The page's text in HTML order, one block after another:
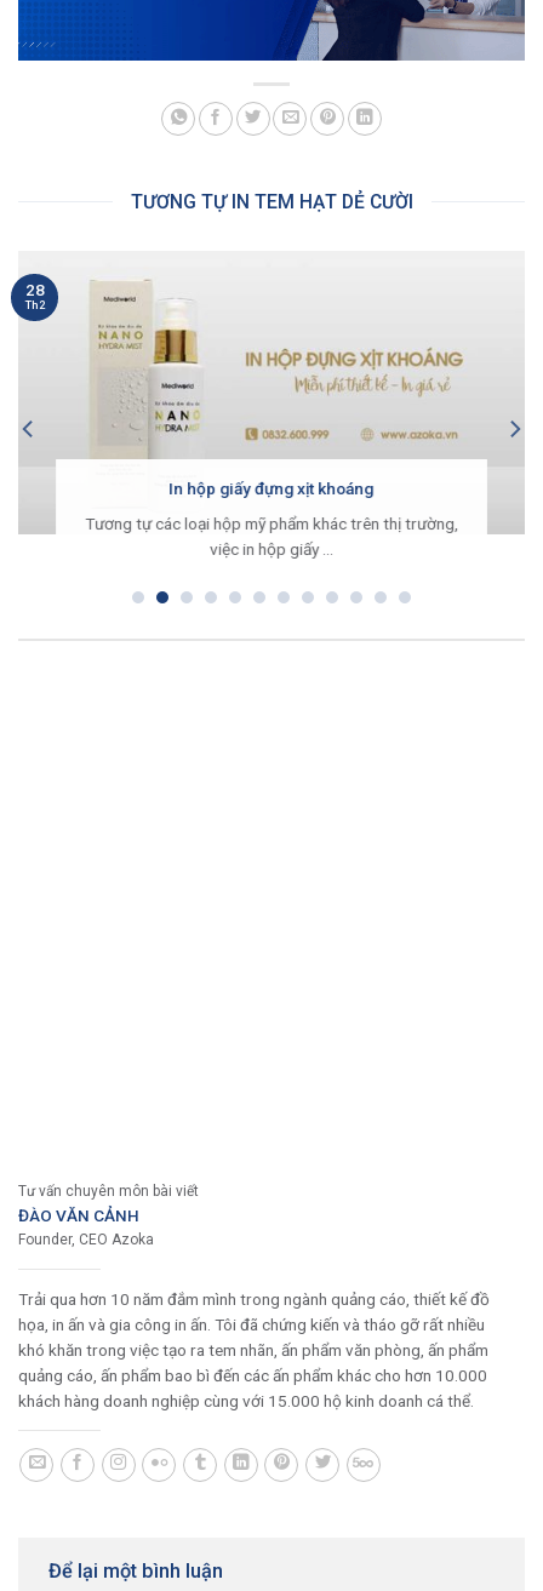
TƯƠNG TỰ IN TEM HẠT DẺ CƯỜI
In hộp giấy đựng xịt khoáng
Tương tự các loại hộp mỹ phẩm khác trên thị trường,
việc in hộp giấy ...
28
Th2
Tư vấn chuyên môn bài viết
ĐÀO VĂN CẢNH
Founder, CEO Azoka
Trải qua hơn 10 năm đắm mình trong ngành quảng cáo, thiết kế đồ
họa, in ấn và gia công in ấn. Tôi đã chứng kiến và tháo gỡ rất nhiều
khó khăn trong việc tạo ra tem nhãn, ấn phẩm văn phòng, ấn phẩm
quảng cáo, ấn phẩm bao bì đến các ấn phẩm khác cho hơn 10.000
khách hàng doanh nghiệp cùng với 15.000 hộ kinh doanh cá thể.
Để lại một bình luận